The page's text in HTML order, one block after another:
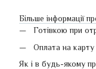
Більше інформації
Готівкою при
Оплата на
Як і в будь-якому